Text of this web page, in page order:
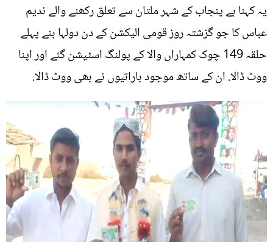
یہ کہنا ہے پنجاب کے شہر ملتان سے تعلق رکھنے والے ندیم
عباس کا جو گزشتہ روز قومی الیکشن کے دن دولہا بنے پہلے
حلقہ 149 چوک کمہاراں والا کے پولنگ اسٹیشن گئے اور اپنا
ووٹ ڈالا. ان کے ساتھ موجود باراتیوں نے بھی ووٹ ڈالا.